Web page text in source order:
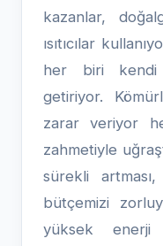
kazanlar,
ısıtıcılar
her biri kendi
getiriyor.
zarar veriyor
zahmetiyle
sürekli artması,
bütçemizi
yüksek enerji